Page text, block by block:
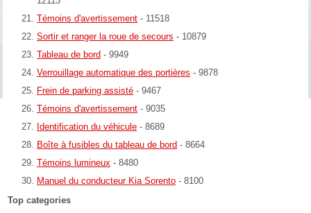
Témoins d'avertissement - 11518
Sortir et ranger la roue de secours - 10879
Tableau de bord - 9949
Verrouillage automatique des portières - 9878
Frein de parking assisté - 9467
Témoins d'avertissement - 9035
Identification du véhicule - 8689
Boîte à fusibles du tableau de bord - 8664
Témoins lumineux - 8480
Manuel du conducteur Kia Sorento - 8100
Top categories